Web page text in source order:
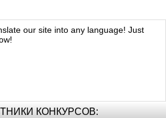
our site into any language! Just
КОНКУРСОВ: